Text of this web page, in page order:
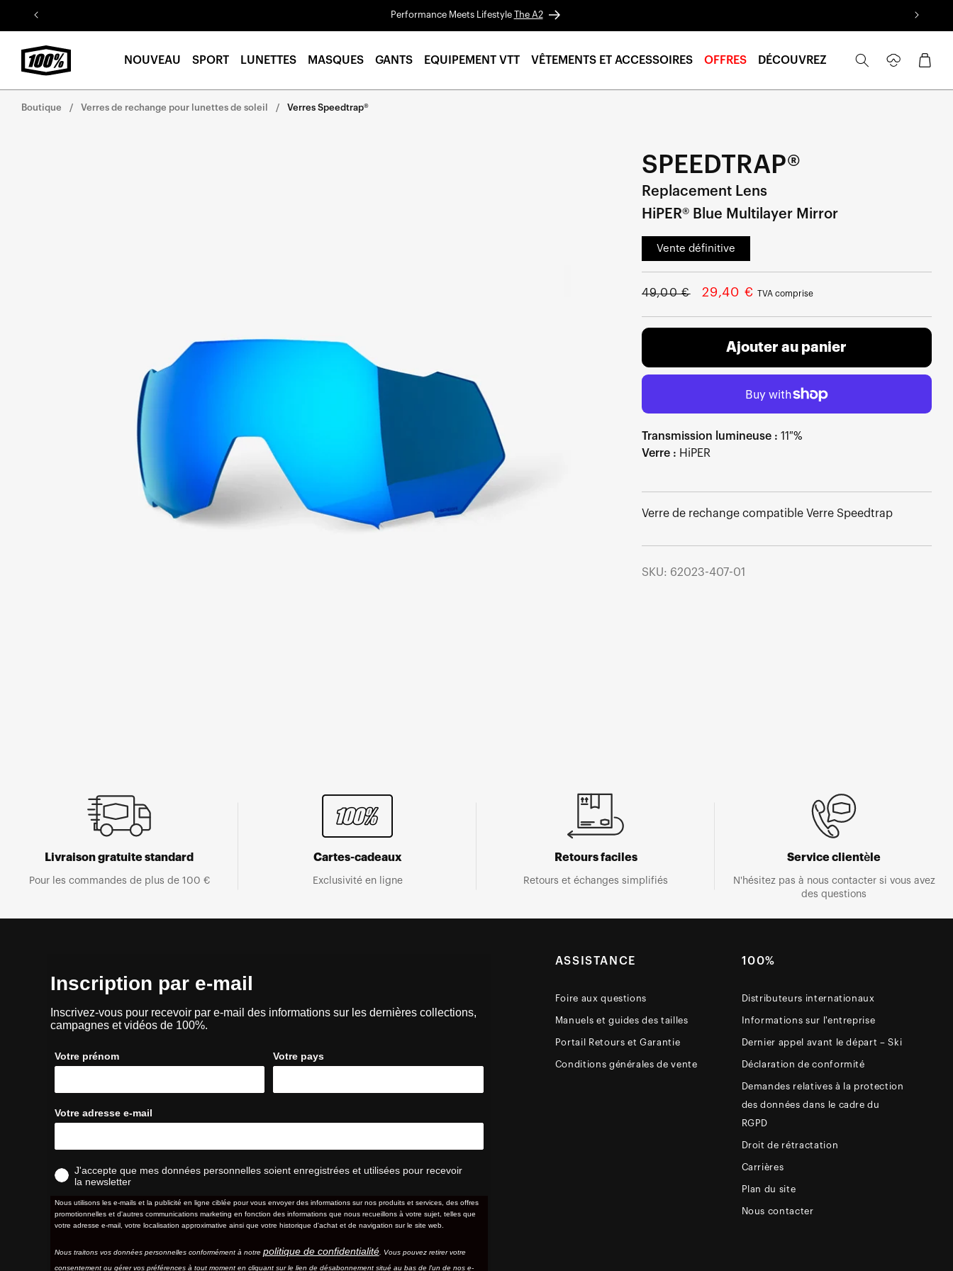
Aller au
contenu
Performance Meets Lifestyle The A2
NOUVEAU SPORT LUNETTES MASQUES GANTS EQUIPEMENT VTT VÊTEMENTS ET ACCESSOIRES OFFRES DÉCOUVREZ
connecter
Panier
Boutique Verres de rechange pour lunettes de soleil Verres Speedtrap®
SPEEDTRAP®
Replacement Lens
HiPER® Blue Multilayer Mirror
Vente définitive
Prix
49,00 €
Prix
29,40 € TVA comprise
Ajouter au panier
Transmission lumineuse : 11 %
Verre : HiPER
Verre de rechange compatible Verre Speedtrap
SKU: 62023-407-01
Livraison gratuite standard
Pour les commandes de plus de 100 €
Cartes-cadeaux
Exclusivité en ligne
Retours faciles
Retours et échanges simplifiés
Service clientèle
N'hésitez pas à nous contacter si vous avez
des questions
Inscription par e-mail
Inscrivez-vous pour recevoir par e-mail des informations sur les dernières collections,
campagnes et vidéos de 100%.
Votre prénom Votre pays
Votre adresse e-mail
J'accepte que mes données personnelles soient enregistrées et utilisées pour recevoir
la newsletter
Nous utilisons les e-mails et la publicité en ligne ciblée pour vous envoyer des informations sur nos produits et services, des offres
promotionnelles et d'autres communications marketing en fonction des informations que nous recueillons à votre sujet, telles que
votre adresse e-mail, votre localisation approximative ainsi que votre historique d'achat et de navigation sur le site web.
Nous traitons vos données personnelles conformément à notre politique de confidentialité. Vous pouvez retirer votre
consentement ou gérer vos préférences à tout moment en cliquant sur le lien de désabonnement situé au bas de l'un de nos e-
ASSISTANCE
Foire aux questions
Manuels et guides des tailles
Portail Retours et Garantie
Conditions générales de vente
100%
Distributeurs internationaux
Informations sur l'entreprise
Dernier appel avant le départ – Ski
Déclaration de conformité
Demandes relatives à la protection
des données dans le cadre du
RGPD
Droit de rétractation
Carrières
Plan du site
Nous contacter